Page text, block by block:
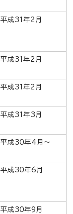
平成31年2月
平成31年2月
平成31年2月
平成31年3月
平成30年4月～
平成30年6月
平成30年9月